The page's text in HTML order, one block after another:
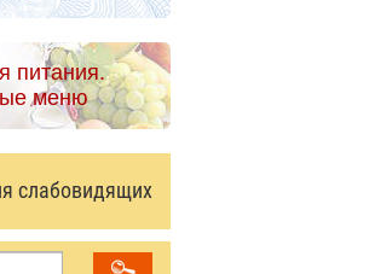
питания.
меню
слабовидящих